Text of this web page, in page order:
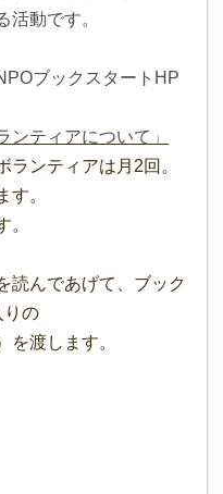
活動です。
スタートHP
ンティアについて」
ィアは月2回。
す。
あげて、ブック
りの
します。